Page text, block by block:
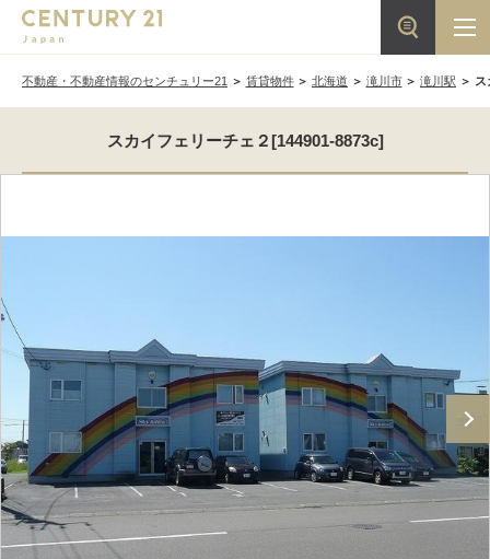
不動産・不動産情報のセンチュリー21 賃貸物件 北海道 滝川市 滝川駅 ス
スカイフェリーチェ２[144901-8873c]